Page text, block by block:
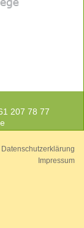
207 78 77
Datenschutzerklärung
Impressum